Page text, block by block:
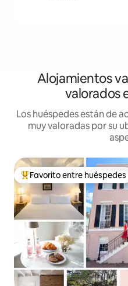
Alojamientos
valorados
Los huéspedes están de
muy valoradas por su
Favorito entre huéspedes
Favorito entre huéspedes